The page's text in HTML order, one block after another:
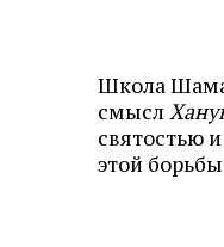
Школа
смысл
святостью и
этой